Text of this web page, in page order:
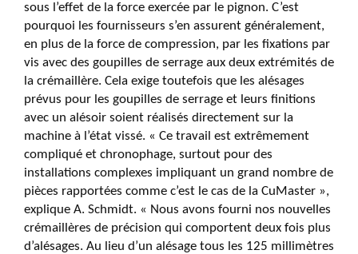
sous l’effet de la force exercée par le pignon. C’est
pourquoi les fournisseurs s’en assurent généralement,
en plus de la force de compression, par les fixations par
vis avec des goupilles de serrage aux deux extrémités de
la crémaillère. Cela exige toutefois que les alésages
prévus pour les goupilles de serrage et leurs finitions
avec un alésoir soient réalisés directement sur la
machine à l’état vissé. « Ce travail est extrêmement
compliqué et chronophage, surtout pour des
installations complexes impliquant un grand nombre de
pièces rapportées comme c’est le cas de la CuMaster »,
explique A. Schmidt. « Nous avons fourni nos nouvelles
crémaillères de précision qui comportent deux fois plus
d’alésages. Au lieu d’un alésage tous les 125 millimètres